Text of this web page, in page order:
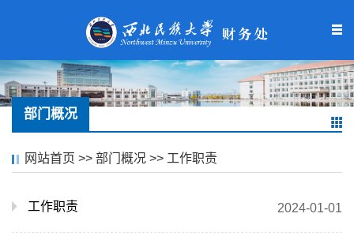
部门概况
网站首页 >> 部门概况 >> 工作职责
工作职责 2024-01-01